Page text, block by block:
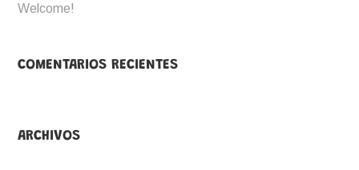
Welcome!
COMENTARIOS RECIENTES
ARCHIVOS